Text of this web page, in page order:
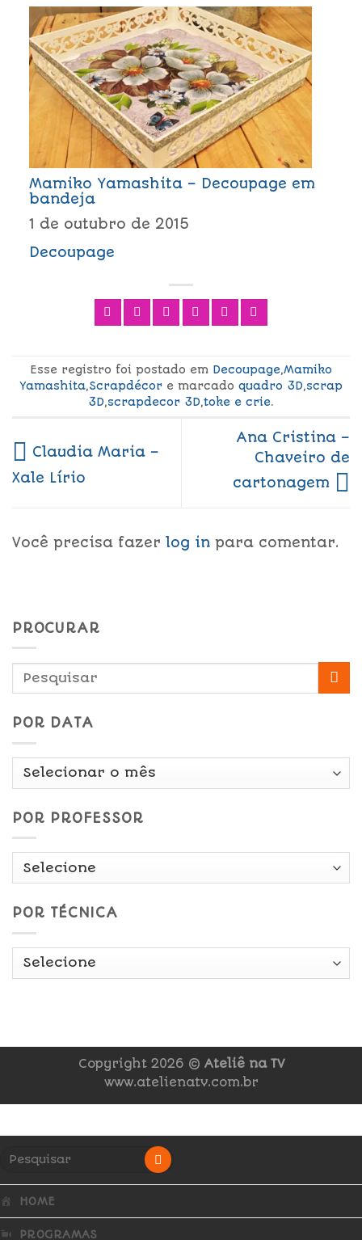
Mamiko Yamashita – Decoupage em
bandeja
1 de outubro de 2015
Decoupage
Esse registro foi postado em Decoupage,Mamiko
Yamashita,Scrapdécore marcado quadro 3D,scrap
3D,scrapdecor 3D,toke e crie.
Claudia Maria –
Xale Lírio
Ana Cristina –
Chaveiro de
cartonagem
Você precisa fazer log in para comentar.
PROCURAR
POR DATA
Por
POR PROFESSOR
POR TÉCNICA
Copyright 2026 © Ateliê na TV
www.atelienatv.com.br
HOME
PROGRAMAS